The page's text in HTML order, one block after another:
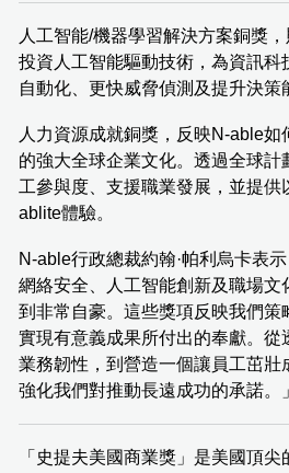
人工智能/機器學習解決方案銅獎
投資人工智能驅動技術，為資訊科
自動化、更快威脅偵測及提升決策
人力資源成就銅獎，反映N-able
的強大全球企業文化。透過全球計
工參與度、支援職業發展，並提供
ablite體驗。
N-able行政總裁約翰·帕利烏卡表
網絡安全、人工智能創新及職場文
到非常自豪。這些獎項反映我們策
實現有意義成果所付出的奉獻。從
業務韌性，到營造一個讓員工茁壯
強化我們對推動長遠成功的承諾。」
「史提夫美國商業獎」是美國頂尖